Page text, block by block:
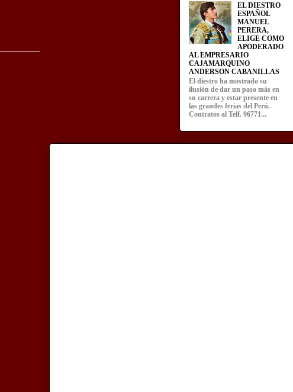
EL DIESTRO
ESPAÑOL
MANUEL
PERERA,
ELIGE COMO
APODERADO
AL EMPRESARIO
CAJAMARQUINO
ANDERSON CABANILLAS
El diestro ha mostrado su
ilusión de dar un paso más en
su carrera y estar presente en
las grandes ferias del Perú.
Contratos al Telf. 96771...